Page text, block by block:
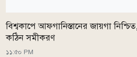
বিশ্বকাপে আফগানিস্তানের জায়গা
কঠিন সমীকরণ
১১:৫০ PM